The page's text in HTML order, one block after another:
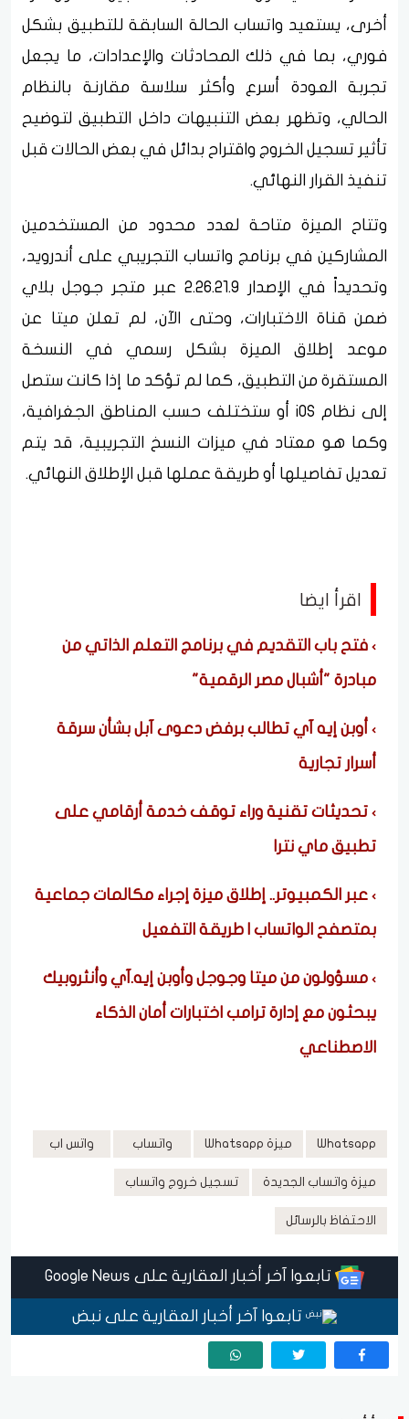
أخرى، يستعيد واتساب الحالة السابقة للتطبيق بشكل
فوري، بما في ذلك المحادثات والإعدادات، ما يجعل
تجربة العودة أسرع وأكثر سلاسة مقارنة بالنظام
الحالي، وتظهر بعض التنبيهات داخل التطبيق لتوضيح
تأثير تسجيل الخروج واقتراح بدائل في بعض الحالات قبل
تنفيذ القرار النهائي.
وتتاح الميزة متاحة لعدد محدود من المستخدمين
المشاركين في برنامج واتساب التجريبي على أندرويد،
وتحديداً في الإصدار 2.26.21.9 عبر متجر جوجل بلاي
ضمن قناة الاختبارات، وحتى الآن، لم تعلن ميتا عن
موعد إطلاق الميزة بشكل رسمي في النسخة
المستقرة من التطبيق، كما لم تؤكد ما إذا كانت ستصل
إلى نظام iOS أو ستختلف حسب المناطق الجغرافية،
وكما هو معتاد في ميزات النسخ التجريبية، قد يتم
تعديل تفاصيلها أو طريقة عملها قبل الإطلاق النهائي.
اقرأ ايضا
فتح باب التقديم في برنامج التعلم الذاتي من
مبادرة "أشبال مصر الرقمية"
أوبن إيه آي تطالب برفض دعوى آبل بشأن سرقة
أسرار تجارية
تحديثات تقنية وراء توقف خدمة أرقامي على
تطبيق ماي نترا
عبر الكمبيوتر.. إطلاق ميزة إجراء مكالمات جماعية
بمتصفح الواتساب | طريقة التفعيل
مسؤولون من ميتا وجوجل وأوبن إيه.آي وأنثروبيك
يبحثون مع إدارة ترامب اختبارات أمان الذكاء
الاصطناعي
Whatsapp ميزة Whatsapp واتساب واتس اب
ميزة واتساب الجديدة تسجيل خروج واتساب
الاحتفاظ بالرسائل
تابعوا آخر أخبار العقارية على Google News
تابعوا آخر أخبار العقارية على نبض